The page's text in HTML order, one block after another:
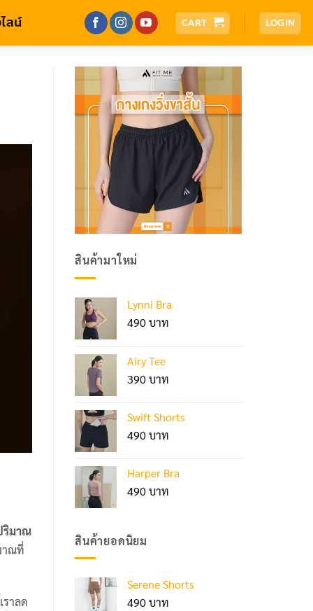
ลน์ CART LOGIN
ริมาณ
าณที่
าลด
สินค้ามาใหม่
Lynni Bra
490
Airy Tee
390
Swift Shorts
490
Harper Bra
490
สินค้ายอดนิยม
Serene Shorts
490